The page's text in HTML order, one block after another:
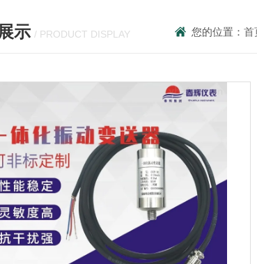
示 / PRODUCT DISPLAY 您的位置：首